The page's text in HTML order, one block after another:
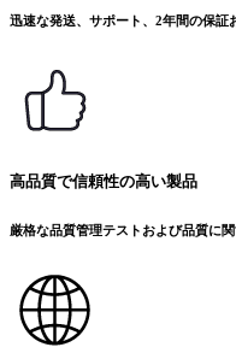
迅速な発送、サポート、2年間の保証
高品質で信頼性の高い製品
厳格な品質管理テストおよび品質に